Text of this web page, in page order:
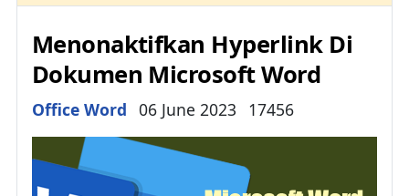
Menonaktifkan Hyperlink Di
Dokumen Microsoft Word
Details
Office Word 06 June 2023 17456